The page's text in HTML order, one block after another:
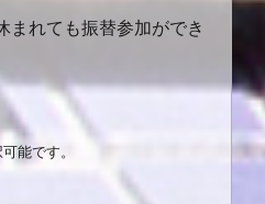
まれても振替参加ができ
能です。